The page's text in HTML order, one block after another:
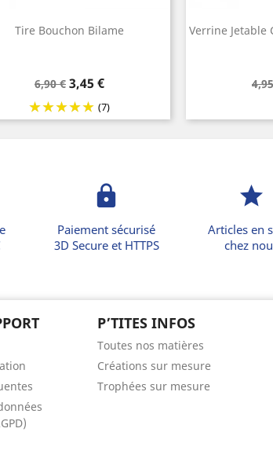
Tire Bouchon Bilame
Prix
de
base
6,90 € Prix
3,45 €
(7)
Verrine Jetable
lock
Paiement sécurisé
3D Secure et HTTPS
star
Articles en
chez
P’TITES INFOS
Toutes nos matières
Créations sur mesure
Trophées sur mesure